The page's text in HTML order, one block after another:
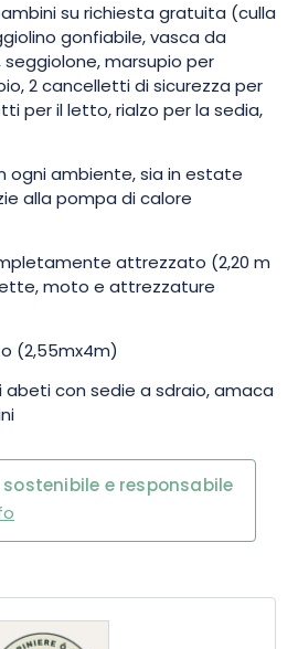
su richiesta gratuita (culla
gonfiabile, vasca da
marsupio per
2 cancelletti di sicurezza per
per il letto, rialzo per la sedia,
ogni ambiente, sia in estate
alla pompa di calore
attrezzato (2,20 m
moto e attrezzature
(2,55mx4m)
con sedie a sdraio, amaca
sostenibile e responsabile